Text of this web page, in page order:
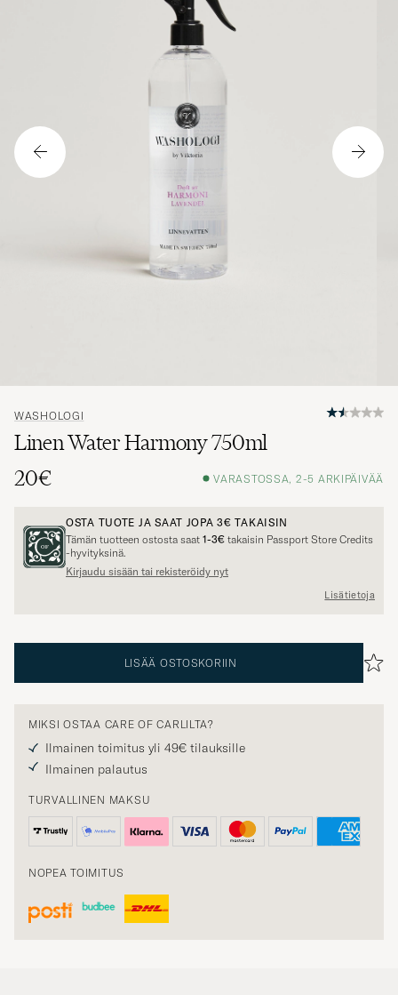
WASHOLOGI
Linen Water Harmony 750ml
20€
VARASTOSSA, 2-5 ARKIPÄIVÄÄ
OSTA TUOTE JA SAAT JOPA3€ TAKAISIN
Tämän tuotteen ostosta saat 1-3€ takaisin Passport Store Credits
-hyvityksinä.
Kirjaudu sisään tai rekisteröidy nyt
Lisätietoja
LISÄÄ OSTOSKORIIN
MIKSI OSTAA CARE OF CARLILTA?
Ilmainen toimitus yli 49€ tilauksille
Ilmainen palautus
TURVALLINEN MAKSU
NOPEA TOIMITUS